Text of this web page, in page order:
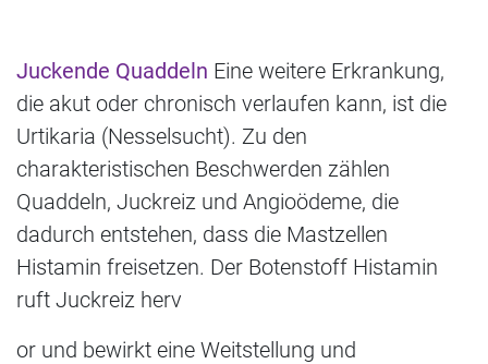
Juckende Quaddeln Eine weitere Erkrankung,
die akut oder chronisch verlaufen kann, ist die
Urtikaria (Nesselsucht). Zu den
charakteristischen Beschwerden zählen
Quaddeln, Juckreiz und Angioödeme, die
dadurch entstehen, dass die Mastzellen
Histamin freisetzen. Der Botenstoff Histamin
ruft Juckreiz herv
or und bewirkt eine Weitstellung und